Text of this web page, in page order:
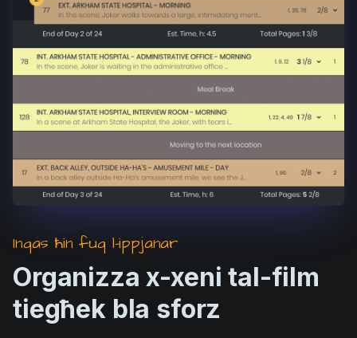
Inqas ħin fuq l-ippjanar
Organizza x-xeni tal-film
tiegħek bla sforz